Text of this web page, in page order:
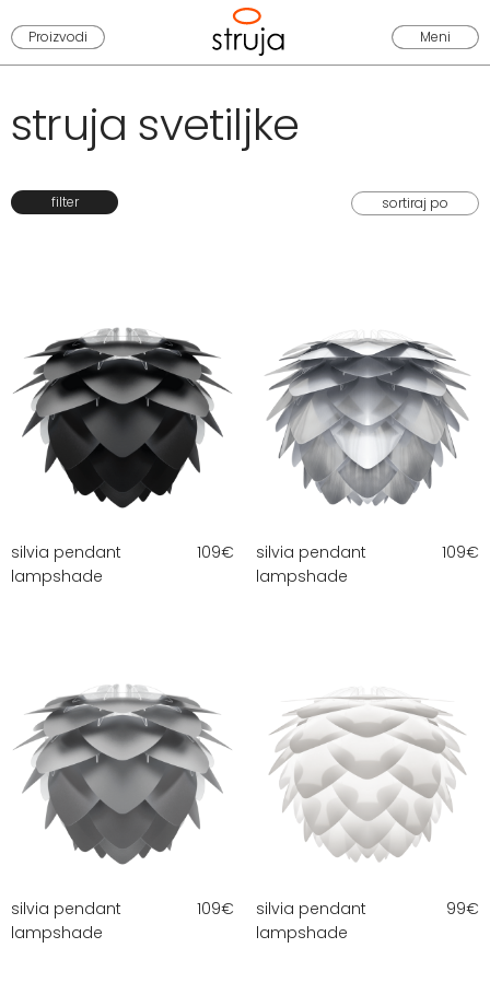
Proizvodi Meni
struja svetiljke
filter
silvia pendant
lampshade
109€
silvia pendant
lampshade
109€
silvia pendant
lampshade
109€
silvia pendant
lampshade
99€